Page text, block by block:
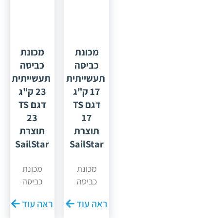
מכונת
כביסה
תעשייתית
17 ק"ג
דגם TS
17
תוצרת
SailStar
מכונת
כביסה
מתוצרת
ראה עוד
מכונת
כביסה
תעשייתית
23 ק"ג
דגם TS
23
תוצרת
SailStar
מכונת
כביסה
מתוצרת
ראה עוד